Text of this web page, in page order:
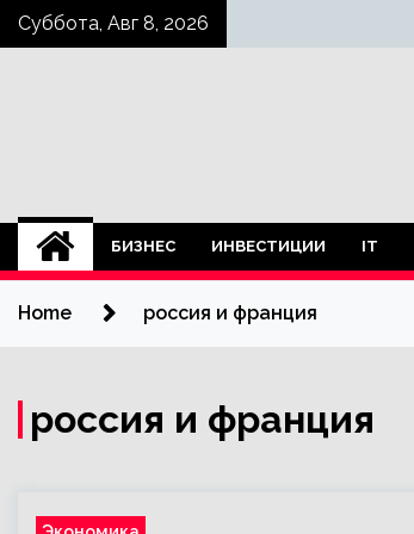
SkipСуббота, Авг 8, 2026
БИЗНЕС ИНВЕСТИЦИИ IT
Home россия и франция
россия и франция